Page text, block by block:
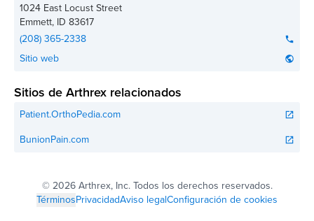
1024 East Locust Street
Emmett, ID 83617
(208) 365-2338
phone
Sitio web public
Sitios de Arthrex relacionados
Patient.OrthoPedia.com open_in_new
BunionPain.com open_in_new
© 2026 Arthrex, Inc. Todos los derechos reservados.
TérminosPrivacidadAviso legalConfiguración de cookies